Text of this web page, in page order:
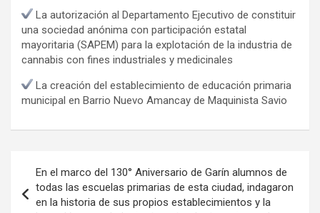
La autorización al Departamento Ejecutivo de constituir
una sociedad anónima con participación estatal
mayoritaria (SAPEM) para la explotación de la industria de
cannabis con fines industriales y medicinales
La creación del establecimiento de educación primaria
municipal en Barrio Nuevo Amancay de Maquinista Savio
de
entradas
En el marco del 130° Aniversario de Garín alumnos de
todas las escuelas primarias de esta ciudad, indagaron
en la historia de sus propios establecimientos y la